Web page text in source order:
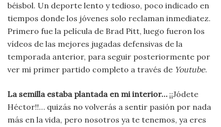
béisbol. Un deporte lento y tedioso, poco indicado en
tiempos donde los jóvenes solo reclaman inmediatez.
Primero fue la película de Brad Pitt, luego fueron los
vídeos de las mejores jugadas defensivas de la
temporada anterior, para seguir posteriormente por
ver mi primer partido completo a través de Youtube.
La semilla estaba plantada en mi interior… ¡¡Jódete
Héctor!!… quizás no volverás a sentir pasión por nada
más en la vida, pero nosotros ya te tenemos, ya eres